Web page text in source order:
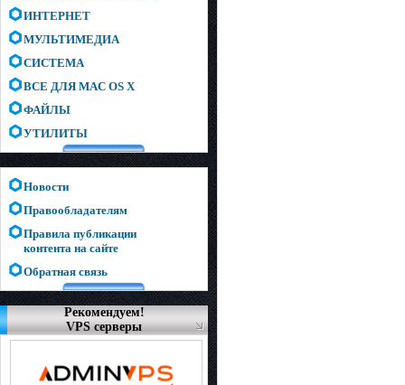
ИНТЕРНЕТ
МУЛЬТИМЕДИА
СИСТЕМА
ВСЕ ДЛЯ MAC OS X
ФАЙЛЫ
УТИЛИТЫ
Новости
Правообладателям
Правила публикации
контента на сайте
Обратная связь
Рекомендуем!
VPS серверы